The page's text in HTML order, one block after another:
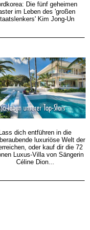
Die fünf geheimen
im Leben des 'großen
Kim Jong-Un
Lass dich entführen in die
luxuriöse Welt der
oder kauf dir die 72
Luxus-Villa von Sängerin
Céline Dion...